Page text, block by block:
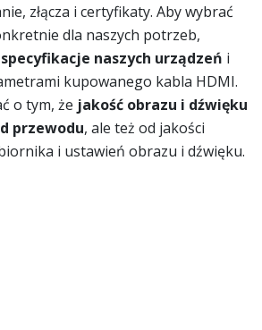
złącza i certyfikaty. Aby wybrać
dla naszych potrzeb,
naszych urządzeń i
kupowanego kabla HDMI.
o tym, że jakość obrazu i dźwięku
przewodu, ale też od jakości
i ustawień obrazu i dźwięku.